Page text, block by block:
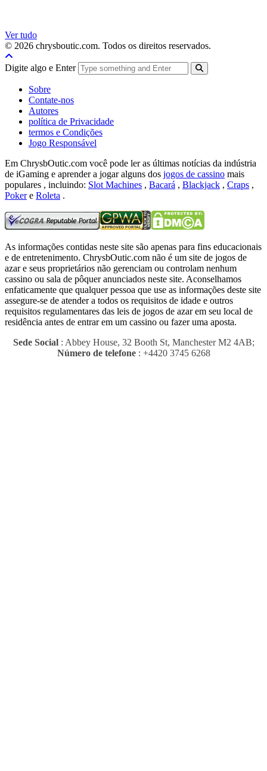
Ver tudo
© 2026 chrysboutic.com. Todos os direitos reservados.
Digite algo e Enter
Sobre
Contate-nos
Autores
política de Privacidade
termos e Condições
Jogo Responsável
Em ChrysbOutic.com você pode ler as últimas notícias da indústria
de iGaming e aprender a jogar alguns dos jogos de cassino mais
populares , incluindo: Slot Machines , Bacará , Blackjack , Craps ,
Pokere Roleta .
As informações contidas neste site são apenas para fins educacionais
e de entretenimento. ChrysbOutic.com não é um site de jogos de
azar e seus proprietários não gerenciam ou controlam nenhum
cassino ou sala de pôquer anunciados neste site. Aconselhamos
enfaticamente que qualquer pessoa que use as informações deste site
assegure-se de atender a todos os requisitos de idade e outros
requisitos regulamentares das leis de jogos de azar em seu local de
residência antes de entrar em um cassino ou fazer uma aposta.
Sede Social: Abbey House, 32 Booth St, Manchester M2 4AB;
Número de telefone: +4420 3745 6268